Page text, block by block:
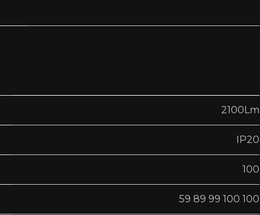
2100Lm
IP20
100
59 89 99 100 100